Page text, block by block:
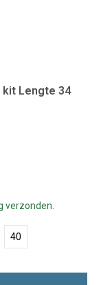
kit Lengte 34
verzonden.
40